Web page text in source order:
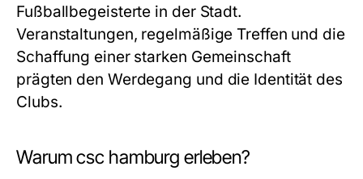
Fußballbegeisterte in der Stadt.
Veranstaltungen, regelmäßige Treffen und die
Schaffung einer starken Gemeinschaft
prägten den Werdegang und die Identität des
Clubs.
Warum csc hamburg erleben?